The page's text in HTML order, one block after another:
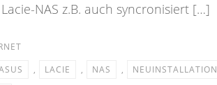
NAS z.B. auch syncronisiert […]
, LACIE , NAS , NEUINSTALLATION